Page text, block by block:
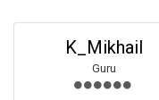
K_Mikhail
Guru